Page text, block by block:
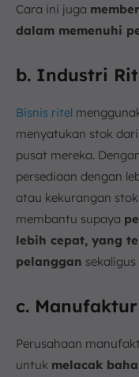
Cara ini juga
dalam memenuhi
b. Industri
Bisnis ritel
menyatukan stok
pusat mereka.
persediaan dengan
atau kekurangan
membantu supaya
lebih cepat, yang
pelanggan
c. Manufaktur
Perusahaan
untuk melacak